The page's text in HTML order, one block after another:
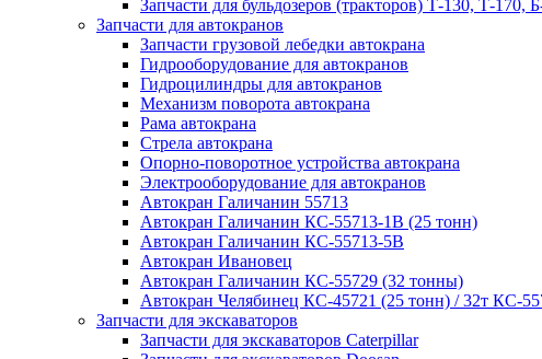
Запчасти для бульдозеров (тракторов) Т-130, Т-170,
Запчасти для автокранов
Запчасти грузовой лебедки автокрана
Гидрооборудование для автокранов
Гидроцилиндры для автокранов
Механизм поворота автокрана
Рама автокрана
Стрела автокрана
Опорно-поворотное устройства автокрана
Электрооборудование для автокранов
Автокран Галичанин 55713
Автокран Галичанин КС-55713-1В (25 тонн)
Автокран Галичанин КС-55713-5В
Автокран Ивановец
Автокран Галичанин КС-55729 (32 тонны)
Автокран Челябинец КС-45721 (25 тонн) / 32т КС-
Запчасти для экскаваторов
Запчасти для экскаваторов Caterpillar